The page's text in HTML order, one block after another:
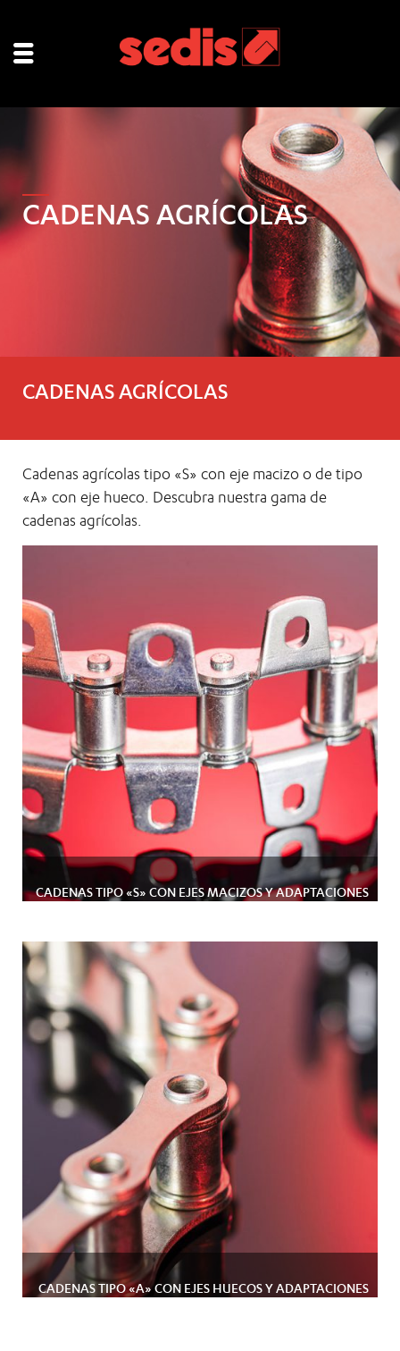
CADENAS AGRÍCOLAS
CADENAS AGRÍCOLAS
Cadenas agrícolas tipo «S» con eje macizo o de tipo
«A» con eje hueco. Descubra nuestra gama de
cadenas agrícolas.
CADENAS TIPO «S» CON EJES MACIZOS Y ADAPTACIONES
CADENAS TIPO «A» CON EJES HUECOS Y ADAPTACIONES